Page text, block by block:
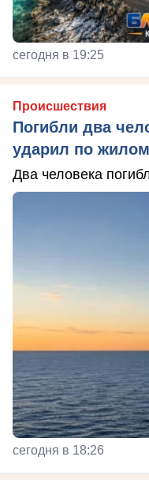
сегодня в 19:25
Происшествия
Погибли два
ударил по
Два человека
сегодня в 18:26